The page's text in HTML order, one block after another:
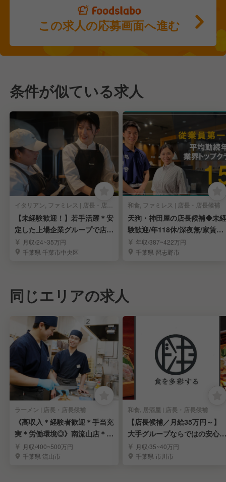
この求人の応募画面へ進む
条件が似ている求人
イタリアン, ファミレス | 店長・店長候補
【未経験歓迎！】若手活躍＊安
定した上場企業グループで店長
を目指しませんか？
月収/24~35万円
千葉県 千葉市中央区
和食, ファミレス | 店長・店長候補
天狗・神田屋の店長候補◆未経
験歓迎/年118休/深夜無/家賃補
助半額/上場
年収/387~422万円
千葉県 習志野市
同じエリアの求人
ラーメン | 店長・店長候補
《高収入＊経験者歓迎＊手当充
実＊労働環境◎》南流山店＊ラ
ーメン店長候補募集
月収/400~500万円
千葉県 流山市
和食, 居酒屋 | 店長・店長候補
【店長候補／月給35万円～】
大手グループならではの安心環
境で長く活躍
月収/35~40万円
千葉県 市川市